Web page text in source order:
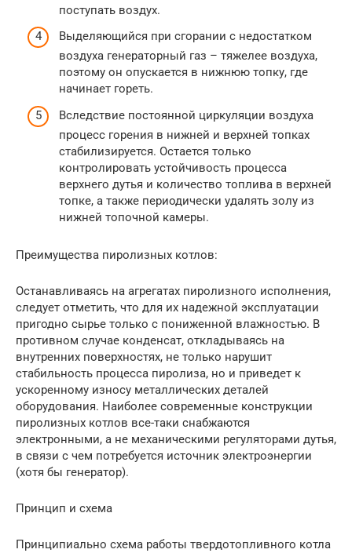
поступать воздух.
Выделяющийся при сгорании с недостатком
воздуха генераторный газ – тяжелее воздуха,
поэтому он опускается в нижнюю топку, где
начинает гореть.
Вследствие постоянной циркуляции воздуха
процесс горения в нижней и верхней топках
стабилизируется. Остается только
контролировать устойчивость процесса
верхнего дутья и количество топлива в верхней
топке, а также периодически удалять золу из
нижней топочной камеры.
Преимущества пиролизных котлов:
Останавливаясь на агрегатах пиролизного исполнения,
следует отметить, что для их надежной эксплуатации
пригодно сырье только с пониженной влажностью. В
противном случае конденсат, откладываясь на
внутренних поверхностях, не только нарушит
стабильность процесса пиролиза, но и приведет к
ускоренному износу металлических деталей
оборудования. Наиболее современные конструкции
пиролизных котлов все-таки снабжаются
электронными, а не механическими регуляторами дутья,
в связи с чем потребуется источник электроэнергии
(хотя бы генератор).
Принцип и схема
Принципиально схема работы твердотопливного котла